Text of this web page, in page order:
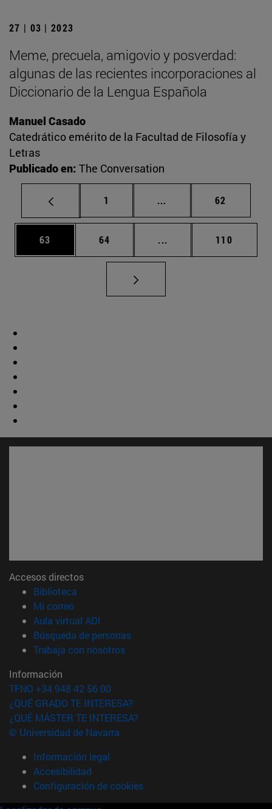
27 | 03 | 2023
Meme, precuela, amigovio y posverdad:
algunas de las recientes incorporaciones al
Diccionario de la Lengua Española
Manuel Casado
Catedrático emérito de la Facultad de Filosofía y
Letras
Publicado en: The Conversation
Página
1 ... Páginas intermedias
Página
62
Página
63 Página
64 ... Páginas intermedias
Página
110
Accesos directos
Biblioteca
Mi correo(abre en nueva ventana)
Aula virtual ADI
Búsqueda de personas(abre en nueva ventana)
Trabaja con nosotros(abre en nueva ventana)
Información
TFNO +34 948 42 56 00
¿QUÉ GRADO TE INTERESA?
¿QUÉ MÁSTER TE INTERESA?
© Universidad de Navarra
Información legal
Accesibilidad
Configuración de cookies